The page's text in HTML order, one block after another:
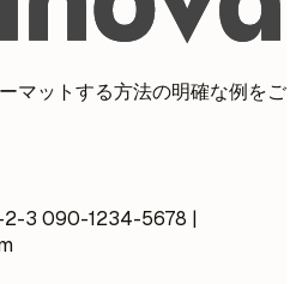
マットする方法の明確な例をご
2-3 090-1234-5678 |